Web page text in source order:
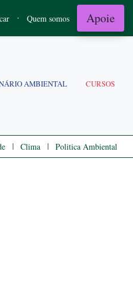
· Quem somos Apoie
AMBIENTAL CURSOS
| Clima | Politica Ambiental